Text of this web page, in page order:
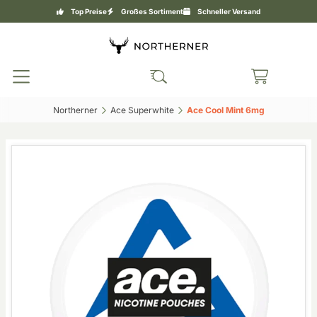
Top Preise Großes Sortiment Schneller Versand
Northerner‎ Ace Superwhite‎ Ace Cool Mint 6mg‎